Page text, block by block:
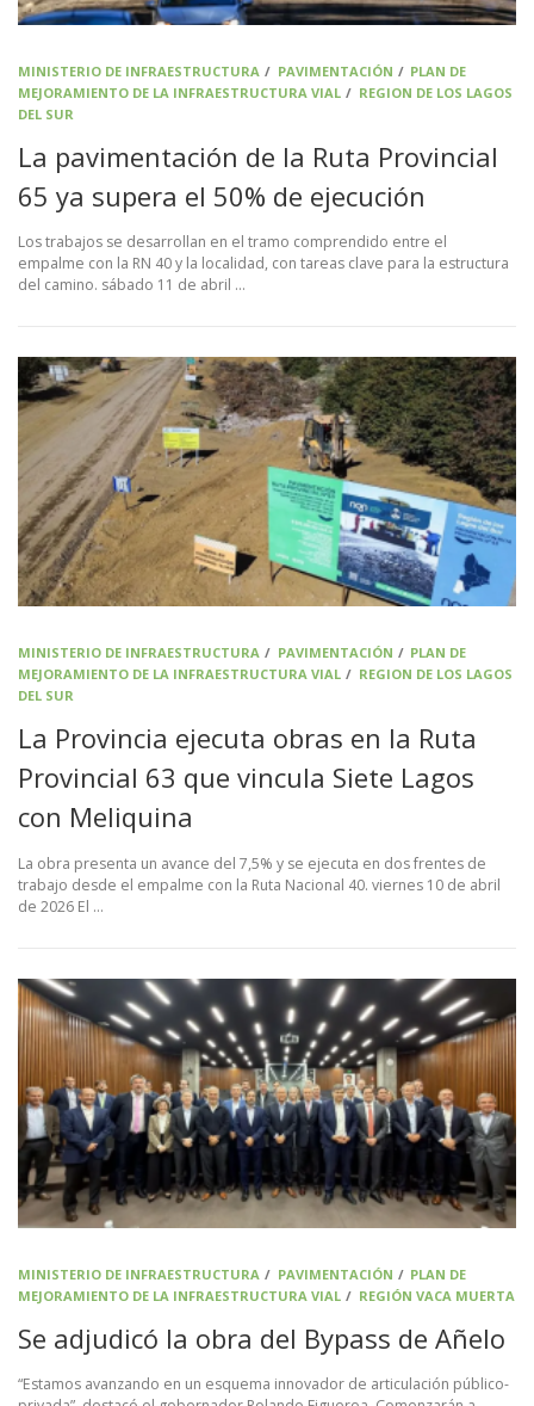
MINISTERIO DE INFRAESTRUCTURA / PAVIMENTACIÓN / PLAN DE
MEJORAMIENTO DE LA INFRAESTRUCTURA VIAL / REGION DE LOS LAGOS
DEL SUR
La pavimentación de la Ruta Provincial
65 ya supera el 50% de ejecución
Los trabajos se desarrollan en el tramo comprendido entre el
empalme con la RN 40 y la localidad, con tareas clave para la estructura
del camino. sábado 11 de abril …
MINISTERIO DE INFRAESTRUCTURA / PAVIMENTACIÓN / PLAN DE
MEJORAMIENTO DE LA INFRAESTRUCTURA VIAL / REGION DE LOS LAGOS
DEL SUR
La Provincia ejecuta obras en la Ruta
Provincial 63 que vincula Siete Lagos
con Meliquina
La obra presenta un avance del 7,5% y se ejecuta en dos frentes de
trabajo desde el empalme con la Ruta Nacional 40. viernes 10 de abril
de 2026 El …
MINISTERIO DE INFRAESTRUCTURA / PAVIMENTACIÓN / PLAN DE
MEJORAMIENTO DE LA INFRAESTRUCTURA VIAL / REGIÓN VACA MUERTA
Se adjudicó la obra del Bypass de Añelo
“Estamos avanzando en un esquema innovador de articulación público-